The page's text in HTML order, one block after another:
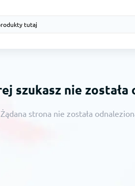
szukasz nie została
Żądana strona nie została